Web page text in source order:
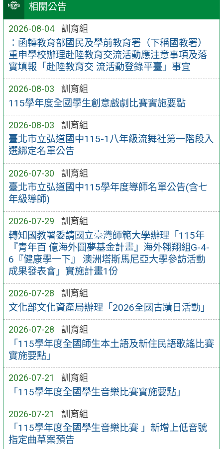
相關公告
2026-08-04 訓育組
：函轉教育部國民及學前教育署（下稱國教署）
重申學校辦理赴陸教育交流活動應注意事項及落
實填報「赴陸教育交 流活動登錄平臺」事宜
2026-08-03 訓育組
115學年度全國學生創意戲劇比賽實施要點
2026-08-03 訓育組
臺北市立弘道國中115-1八年級流舞社第一階段入
選綁定名單公告
2026-07-30 訓育組
臺北市立弘道國中115學年度導師名單公告(含七
年級導師)
2026-07-29 訓育組
轉知國教署委請國立臺灣師範大學辦理「115年
『青年百 億海外圓夢基金計畫』海外翱翔組G-4-
6『健康學一下』 澳洲塔斯馬尼亞大學參訪活動
成果發表會」實施計畫1份
2026-07-28 訓育組
文化部文化資產局辦理「2026全國古蹟日活動」
2026-07-28 訓育組
「115學年度全國師生本土語及新住民語歌謠比賽
實施要點」
2026-07-21 訓育組
「115學年度全國學生音樂比賽實施要點」
2026-07-21 訓育組
「115學年度全國學生音樂比賽 」新增上低音號
指定曲草案預告